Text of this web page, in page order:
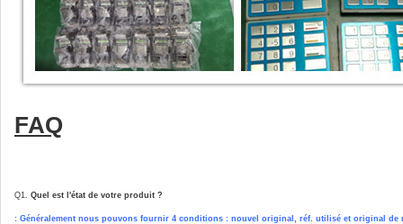
FAQ
Q1. Quel est l'état de votre produit ?
: Généralement nous pouvons fournir 4 conditions : nouvel original, réf. utilisé et original de